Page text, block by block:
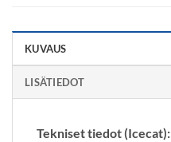
KUVAUS
LISÄTIEDOT
Tekniset tiedot (Icecat):